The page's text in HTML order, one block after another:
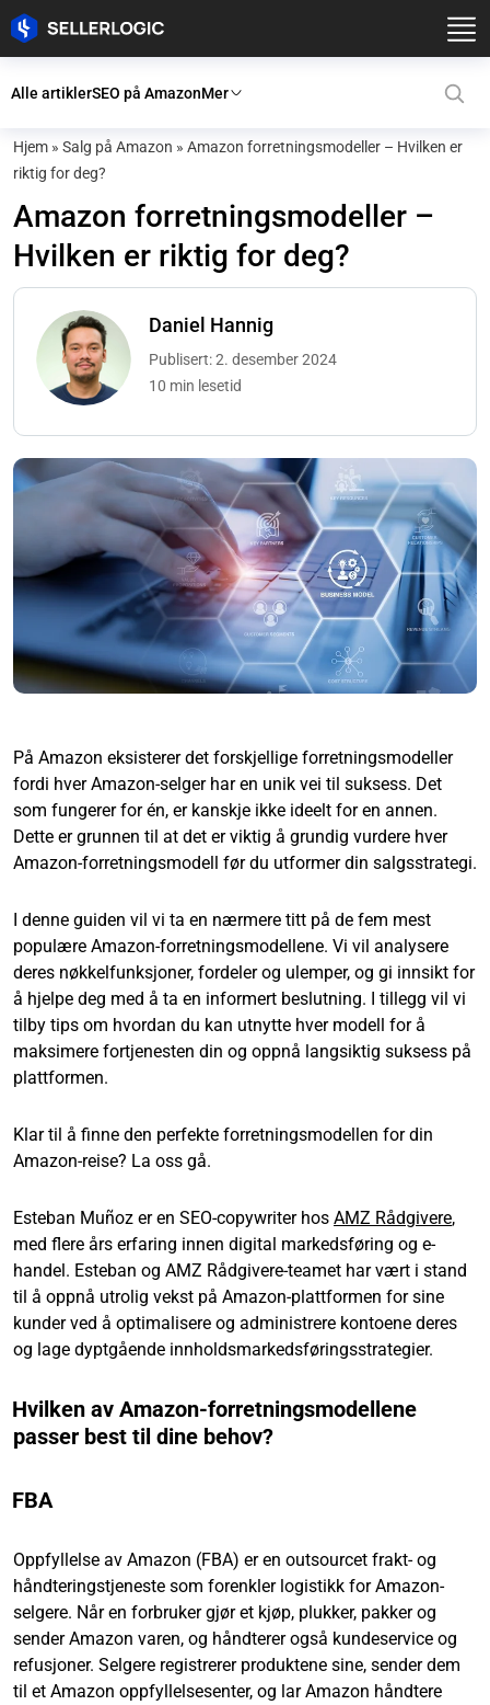
Alle artiklerSEO på AmazonMer
Hjem » Salg på Amazon » Amazon forretningsmodeller – Hvilken er
riktig for deg?
Amazon forretningsmodeller –
Hvilken er riktig for deg?
Daniel Hannig
Publisert: 2. desember 2024
10 min lesetid
På Amazon eksisterer det forskjellige forretningsmodeller
fordi hver Amazon-selger har en unik vei til suksess. Det
som fungerer for én, er kanskje ikke ideelt for en annen.
Dette er grunnen til at det er viktig å grundig vurdere hver
Amazon-forretningsmodell før du utformer din salgsstrategi.
I denne guiden vil vi ta en nærmere titt på de fem mest
populære Amazon-forretningsmodellene. Vi vil analysere
deres nøkkelfunksjoner, fordeler og ulemper, og gi innsikt for
å hjelpe deg med å ta en informert beslutning. I tillegg vil vi
tilby tips om hvordan du kan utnytte hver modell for å
maksimere fortjenesten din og oppnå langsiktig suksess på
plattformen.
Klar til å finne den perfekte forretningsmodellen for din
Amazon-reise? La oss gå.
Esteban Muñoz er en SEO-copywriter hos AMZ Rådgivere,
med flere års erfaring innen digital markedsføring og e-
handel. Esteban og AMZ Rådgivere-teamet har vært i stand
til å oppnå utrolig vekst på Amazon-plattformen for sine
kunder ved å optimalisere og administrere kontoene deres
og lage dyptgående innholdsmarkedsføringsstrategier.
Hvilken av Amazon-forretningsmodellene
passer best til dine behov?
FBA
Oppfyllelse av Amazon (FBA) er en outsourcet frakt- og
håndteringstjeneste som forenkler logistikk for Amazon-
selgere. Når en forbruker gjør et kjøp, plukker, pakker og
sender Amazon varen, og håndterer også kundeservice og
refusjoner. Selgere registrerer produktene sine, sender dem
til et Amazon oppfyllelsesenter, og lar Amazon håndtere